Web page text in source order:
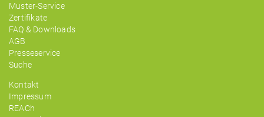
Muster-Service
Zertifikate
FAQ & Downloads
AGB
Presseservice
Suche
Kontakt
Impressum
REACh